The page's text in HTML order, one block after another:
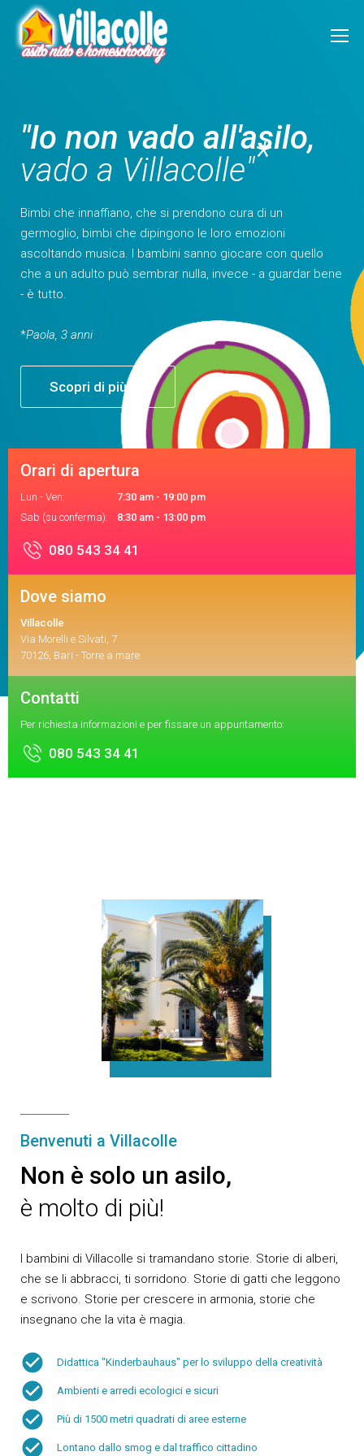
"Io non vado all'asilo,
vado a Villacolle"*
Bimbi che innaffiano, che si prendono cura di un
germoglio, bimbi che dipingono le loro emozioni
ascoltando musica. I bambini sanno giocare con quello
che a un adulto può sembrar nulla, invece - a guardar bene
- è tutto.
*Paola, 3 anni
Scopri di più arrow_right
Orari di apertura
Lun - Ven:
7:30 am - 19:00 pm
Sab (su conferma):
8:30 am - 13:00 pm
080 543 34 41
Dove siamo
Villacolle
Via Morelli e Silvati, 7
70126, Bari - Torre a mare
Contatti
Per richiesta informazioni e per fissare un appuntamento:
080 543 34 41
Benvenuti a Villacolle
Non è solo un asilo,
è molto di più!
I bambini di Villacolle si tramandano storie. Storie di alberi,
che se li abbracci, ti sorridono. Storie di gatti che leggono
e scrivono. Storie per crescere in armonia, storie che
insegnano che la vita è magia.
check_circle Didattica "Kinderbauhaus" per lo sviluppo della creatività
check_circle Ambienti e arredi ecologici e sicuri
check_circle Più di 1500 metri quadrati di aree esterne
check_circle Lontano dallo smog e dal traffico cittadino